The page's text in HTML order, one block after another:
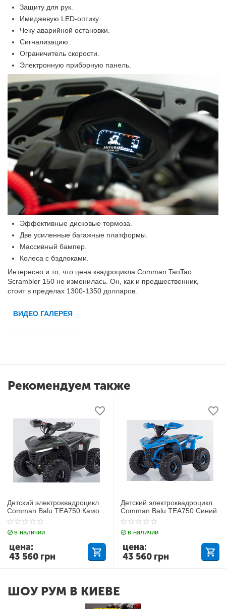
Защиту для рук.
Имиджевую LED-оптику.
Чеку аварийной остановки.
Сигнализацию.
Ограничитель скорости.
Электронную приборную панель.
Эффективные дисковые тормоза.
Две усиленные багажные платформы.
Массивный бампер.
Колеса с бэдлоками.
Интересно и то, что цена квадроцикла Comman TaoTao
Scrambler 150 не изменилась. Он, как и предшественник,
стоит в пределах 1300-1350 долларов.
ВИДЕО ГАЛЕРЕЯ
Рекомендуем также
Детский электроквадроцикл
Comman Balu TEA750 Камо
в наличии
43 560 грн
цена:
Детский электроквадроцикл
Comman Balu TEA750 Синий
в наличии
43 560 грн
цена:
ШОУ РУМ В КИЕВЕ